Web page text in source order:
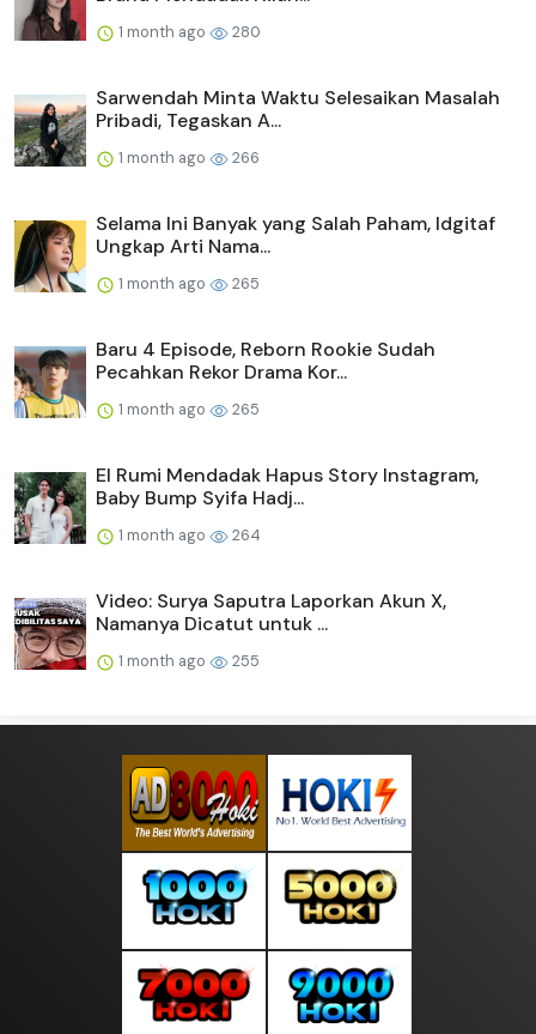
1 month ago 280
Sarwendah Minta Waktu Selesaikan Masalah
Pribadi, Tegaskan A...
1 month ago 266
Selama Ini Banyak yang Salah Paham, Idgitaf
Ungkap Arti Nama...
1 month ago 265
Baru 4 Episode, Reborn Rookie Sudah
Pecahkan Rekor Drama Kor...
1 month ago 265
El Rumi Mendadak Hapus Story Instagram,
Baby Bump Syifa Hadj...
1 month ago 264
Video: Surya Saputra Laporkan Akun X,
Namanya Dicatut untuk ...
1 month ago 255